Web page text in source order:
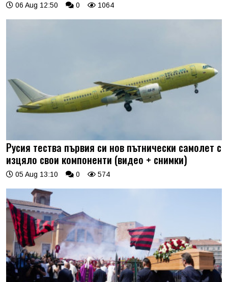
06 Aug 12:50 0 1064
Русия тества първия си нов пътнически самолет с
изцяло свои компоненти (видео + снимки)
05 Aug 13:10 0 574